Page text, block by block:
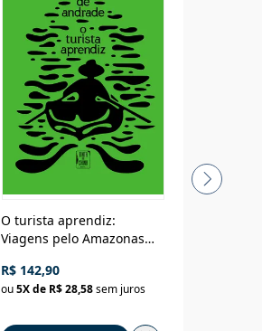
O turista aprendiz:
Viagens pelo Amazonas
até a Bolívia e por Marajó
até dizer chega
R$ 142,90
ou5X de R$ 28,58sem juros